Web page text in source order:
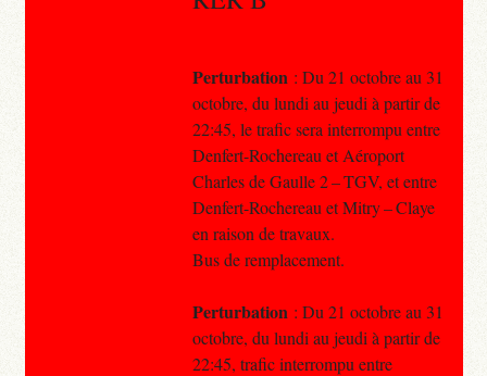
Perturbation : Du 21 octobre au 31
octobre, du lundi au jeudi à partir de
22:45, le trafic sera interrompu entre
Denfert-Rochereau et Aéroport
Charles de Gaulle 2 – TGV, et entre
Denfert-Rochereau et Mitry – Claye
en raison de travaux.
Bus de remplacement.
Perturbation : Du 21 octobre au 31
octobre, du lundi au jeudi à partir de
22:45, trafic interrompu entre